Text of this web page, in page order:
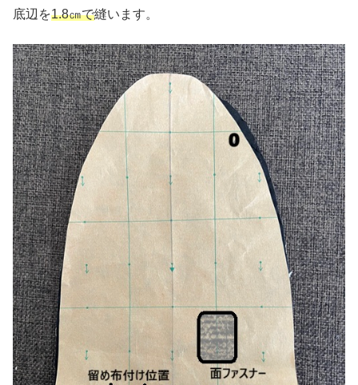
底辺を1.8㎝で縫います。